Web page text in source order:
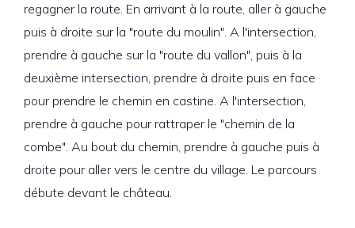
regagner la route. En arrivant à la route, aller à gauche
puis à droite sur la "route du moulin". A l'intersection,
prendre à gauche sur la "route du vallon", puis à la
deuxième intersection, prendre à droite puis en face
pour prendre le chemin en castine. A l'intersection,
prendre à gauche pour rattraper le "chemin de la
combe". Au bout du chemin, prendre à gauche puis à
droite pour aller vers le centre du village. Le parcours
débute devant le château.